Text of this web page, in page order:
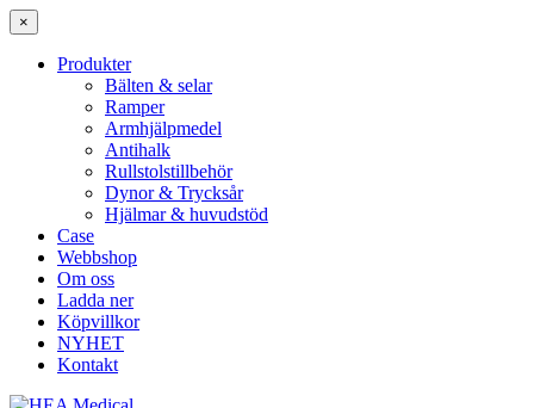
×
Produkter
Bälten & selar
Ramper
Armhjälpmedel
Antihalk
Rullstolstillbehör
Dynor & Trycksår
Hjälmar & huvudstöd
Case
Webbshop
Om oss
Ladda ner
Köpvillkor
NYHET
Kontakt